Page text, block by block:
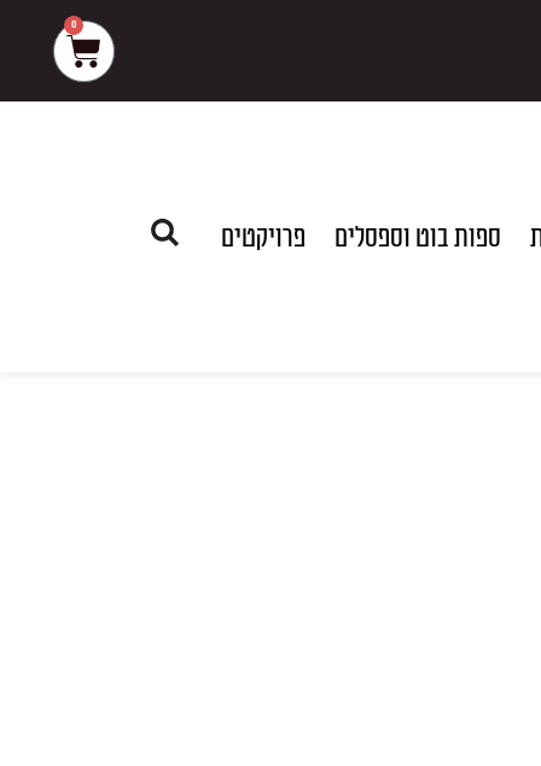
0
עגלת
קניות
ספות בוט וספסלים פרויקטים